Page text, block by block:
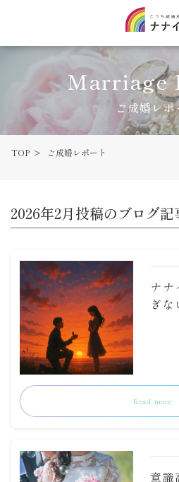
Marriage
ご成婚レ
TOP ご成婚レポート
2026年2月投稿のブログ記
ナナ
ぎな
Read more
意識